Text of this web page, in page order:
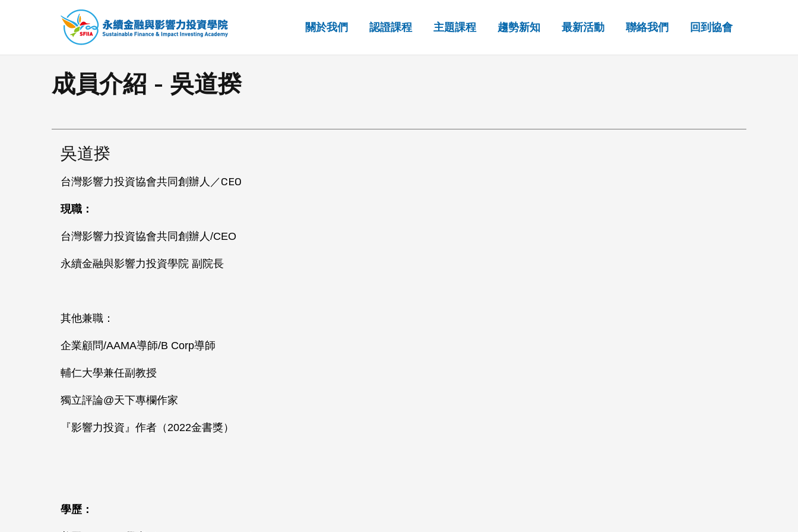
關於我們 認證課程 主題課程 趨勢新知 最新活動 聯絡我們 回到協會
成員介紹 - 吳道揆
吳道揆
台灣影響力投資協會共同創辦人／CEO
現職：
台灣影響力投資協會共同創辦人 /CEO
永續金融與影響力投資學院 副院長
其他兼職：
企業顧問/AAMA導師/B Corp導師
輔仁大學兼任副教授
獨立評論@天下專欄作家
『影響力投資』作者（ 2022金書獎）
學歷：